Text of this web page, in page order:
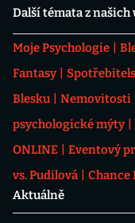
Další témata z našich
Moje Psychologie
Fantasy
Blesku
Nemovitosti
psychologické mýty
ONLINE
Eventový
vs. Pudilová
Chance
Aktuálně